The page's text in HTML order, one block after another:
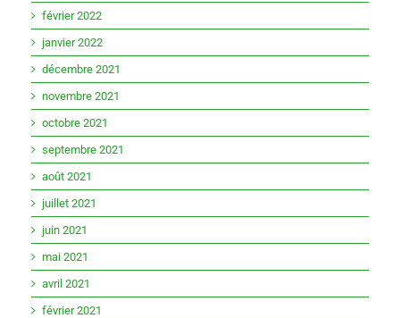
février 2022
janvier 2022
décembre 2021
novembre 2021
octobre 2021
septembre 2021
août 2021
juillet 2021
juin 2021
mai 2021
avril 2021
février 2021